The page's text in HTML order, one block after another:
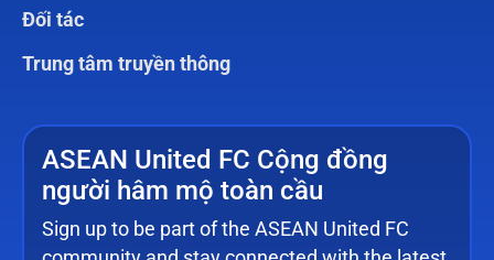
Đối tác
Trung tâm truyền thông
ASEAN United FC Cộng đồng
người hâm mộ toàn cầu
Sign up to be part of the ASEAN United FC